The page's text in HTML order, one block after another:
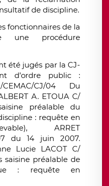
de discipline.
fonctionnaires de la
une procédure
été jugés par la CJ-
d’ordre public :
CJ/04 Du
A. ETOUA C/
préalable du
: requête en
ARRET
07 du 14 juin 2007.
Lucie LACOT C/
saisine préalable de
: requête en